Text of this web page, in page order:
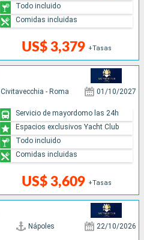
US$ 3,379 +Tasas
Todo incluido
Comidas incluidas
Civitavecchia - Roma 01/10/2027
US$ 3,609 +Tasas
Servicio de mayordomo las 24h
Espacios exclusivos Yacht Club
Todo incluido
Comidas incluidas
Nápoles 22/10/2026